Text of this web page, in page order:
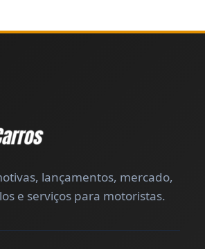
lançamentos, mercado,
e serviços para motoristas.